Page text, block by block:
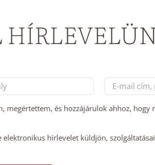
mail
cím
megértettem, és hozzájárulok ahhoz, hogy
hírlevelet küldjön,